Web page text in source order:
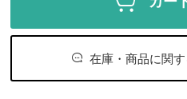
在庫・商品に関